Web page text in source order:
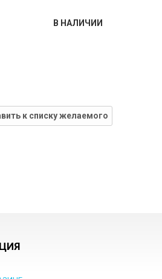
В НАЛИЧИИ
к списку желаемого